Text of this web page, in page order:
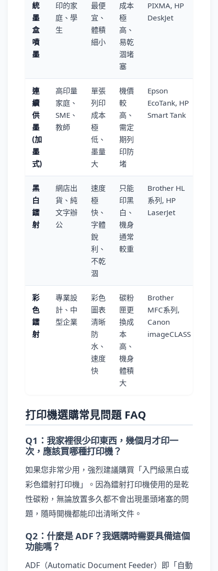
統
墨
盒
噴
墨
印的家
庭、學
生
最便
宜、
體積
細小
成本
極
高、
易乾
涸堵
塞
PIXMA, HP
DeskJet
連
續
供
墨
(加
墨
式)
高印量
家庭、
SME、
教師
單張
列印
成本
極
低、
墨量
大
機價
較
高、
需定
期列
印防
堵
Epson
EcoTank, HP
Smart Tank
黑
白
鐳
射
網店出
貨、純
文字辦
公
速度
極
快、
字體
銳
利、
不乾
涸
只能
印黑
白、
機身
通常
較重
Brother HL
系列, HP
LaserJet
彩
色
鐳
射
專業設
計、中
型企業
彩色
圖表
清晰
防
水、
速度
快
碳粉
匣更
換成
本
高、
機身
體積
大
Brother
MFC系列,
Canon
imageCLASS
打印機選購常見問題 FAQ
Q1：我家裡很少印東西，幾個月才印一
次，應該買哪種打印機？
如果您非常少用，強烈建議購買「入門級黑白或
彩色鐳射打印機」。因為鐳射打印機使用的是乾
性碳粉，無論放置多久都不會出現墨頭堵塞的問
題，隨時開機都能印出清晰文件。
Q2：什麼是 ADF？我選購時需要具備這個
功能嗎？
ADF（Automatic Document Feeder）即「自動